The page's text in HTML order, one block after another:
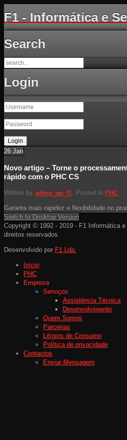
F1 - Informática e
Search
Login
26 Jan
Novo artigo – Torne o
rápido com o PHC CS
Written by admin_wp_f1 . Posted in PHC
Garanta mais rapidez e flexibilidade no
Switch to Desktop Version
Copyright © 1992 - 2019 - F1 Informática
direitos reservados.
Desenvolvido por F1 Lda.
Início
PHC
Empresa
Serviços
Assistência Técnica
Desenvolvimento
Quem Somos
Parcerias
Litígios de Consumo
Política de privacidade
Contactos
Enviar Mensagem